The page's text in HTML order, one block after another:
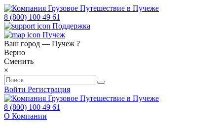
8 (800) 100 49 61
Поддержка
Пучеж
Ваш город — Пучеж ?
Верно
Сменить
×
Войти Регистрация
8 (800) 100 49 61
О Компании